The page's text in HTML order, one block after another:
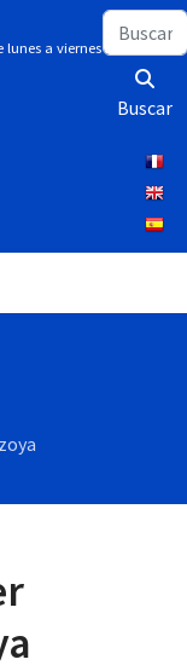
a viernes de 10:00 a
Buscar
Buscar